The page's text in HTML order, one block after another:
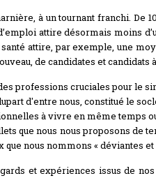
à un tournant franchi. De
attire désormais moins
attire, par exemple, une
de candidates et candidats
professions cruciales pour le
d'entre nous, constitué le
à vivre en même temps
que nous nous proposons de
nous nommons « déviantes
et expériences issus de